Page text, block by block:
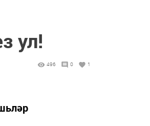
ул!
496 0 1